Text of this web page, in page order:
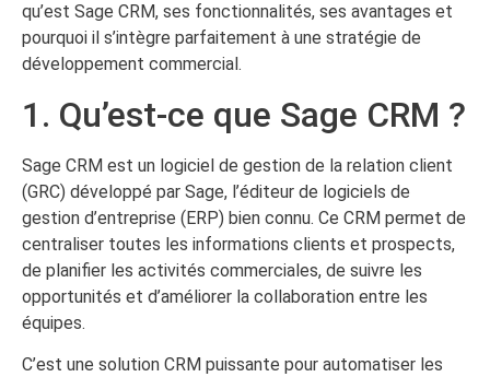
qu’est Sage CRM, ses fonctionnalités, ses avantages et
pourquoi il s’intègre parfaitement à une stratégie de
développement commercial.
1. Qu’est-ce que Sage CRM ?
Sage CRM est un logiciel de gestion de la relation client
(GRC) développé par Sage, l’éditeur de logiciels de
gestion d’entreprise (ERP) bien connu. Ce CRM permet de
centraliser toutes les informations clients et prospects,
de planifier les activités commerciales, de suivre les
opportunités et d’améliorer la collaboration entre les
équipes.
C’est une solution CRM puissante pour automatiser les